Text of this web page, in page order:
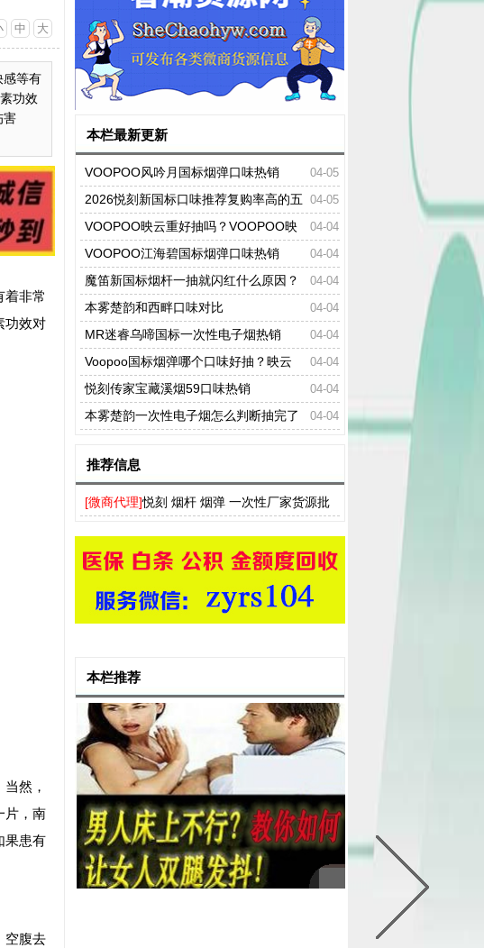
中 大
感等有
功效
害
着非常
功效对
然，
片，南
果患有
空腹去
本栏最新更新
04-05
VOOPOO风吟月国标烟弹口味热销
04-05
2026悦刻新国标口味推荐复购率高的五
个口味 04-04
VOOPOO映云重好抽吗？VOOPOO映
云重口味热销 04-04
VOOPOO江海碧国标烟弹口味热销
04-04
魔笛新国标烟杆一抽就闪红什么原因？
04-04
本雾楚韵和西畔口味对比
04-04
MR迷睿乌啼国标一次性电子烟热销
04-04
Voopoo国标烟弹哪个口味好抽？映云
重、风吟月、江海碧口味对比 04-04
悦刻传家宝藏溪烟59口味热销
04-04
本雾楚韵一次性电子烟怎么判断抽完了
推荐信息
[微商代理]悦刻 烟杆 烟弹 一次性厂家货源批
本栏推荐